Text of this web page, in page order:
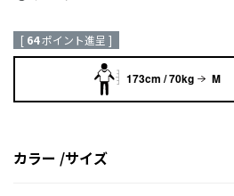
[ 64ポイント進呈 ]
173cm / 70kg M
カラー サイズ